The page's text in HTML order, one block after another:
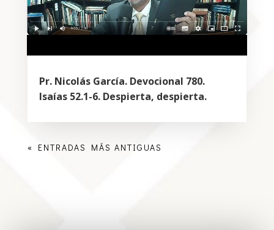
Pr. Nicolás García. Devocional 780.
Isaías 52.1-6. Despierta, despierta.
« ENTRADAS MÁS ANTIGUAS